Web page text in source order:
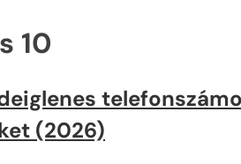
10
(2026)